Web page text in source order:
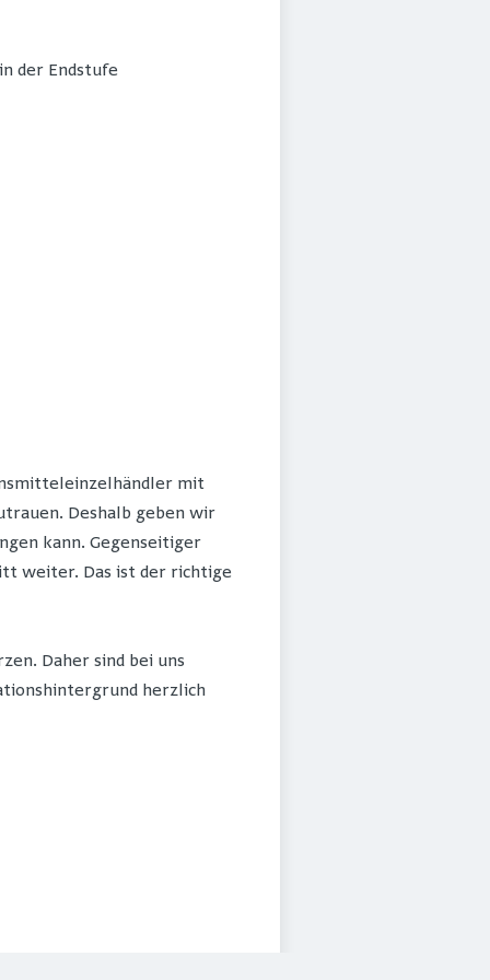
der Endstufe
mit
Deshalb geben wir
kann. Gegenseitiger
weiter. Das ist der richtige
Daher sind bei uns
herzlich